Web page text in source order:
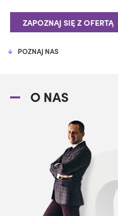
ZAPOZNAJ SIĘ Z OFERTĄ
POZNAJ NAS
O NAS